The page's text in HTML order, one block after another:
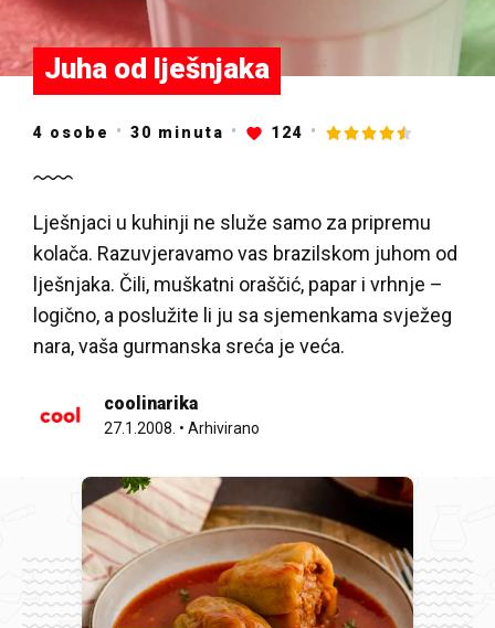
Juha od lješnjaka
4 osobe 30 minuta 124
Lješnjaci u kuhinji ne služe samo za pripremu
kolača. Razuvjeravamo vas brazilskom juhom od
lješnjaka. Čili, muškatni oraščić, papar i vrhnje –
logično, a poslužite li ju sa sjemenkama svježeg
nara, vaša gurmanska sreća je veća.
coolinarika
27.1.2008. • Arhivirano